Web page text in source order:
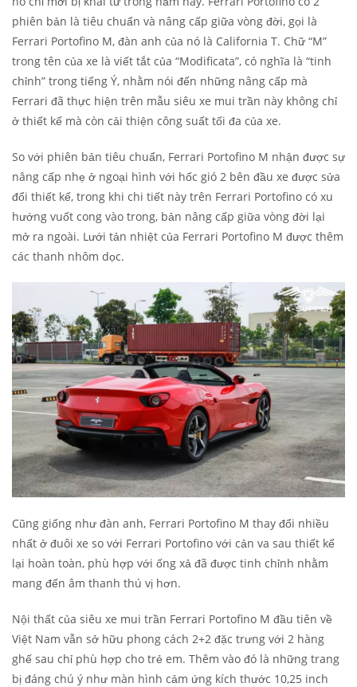
phiên bản là tiêu chuẩn và nâng cấp giữa vòng đời, gọi là
Ferrari Portofino M, đàn anh của nó là California T. Chữ “M”
trong tên của xe là viết tắt của “Modificata”, có nghĩa là “tinh
chỉnh” trong tiếng Ý, nhằm nói đến những nâng cấp mà
Ferrari đã thực hiện trên mẫu siêu xe mui trần này không chỉ
ở thiết kế mà còn cải thiện công suất tối đa của xe.
So với phiên bản tiêu chuẩn, Ferrari Portofino M nhận được sự
nâng cấp nhẹ ở ngoại hình với hốc gió 2 bên đầu xe được sửa
đổi thiết kế, trong khi chi tiết này trên Ferrari Portofino có xu
hướng vuốt cong vào trong, bản nâng cấp giữa vòng đời lại
mở ra ngoài. Lưới tản nhiệt của Ferrari Portofino M được thêm
các thanh nhôm dọc.
Cũng giống như đàn anh, Ferrari Portofino M thay đổi nhiều
nhất ở đuôi xe so với Ferrari Portofino với cản va sau thiết kế
lại hoàn toàn, phù hợp với ống xả đã được tinh chỉnh nhằm
mang đến âm thanh thú vị hơn.
Nội thất của siêu xe mui trần Ferrari Portofino M đầu tiên về
Việt Nam vẫn sở hữu phong cách 2+2 đặc trưng với 2 hàng
ghế sau chỉ phù hợp cho trẻ em. Thêm vào đó là những trang
bị đáng chú ý như màn hình cảm ứng kích thước 10,25 inch